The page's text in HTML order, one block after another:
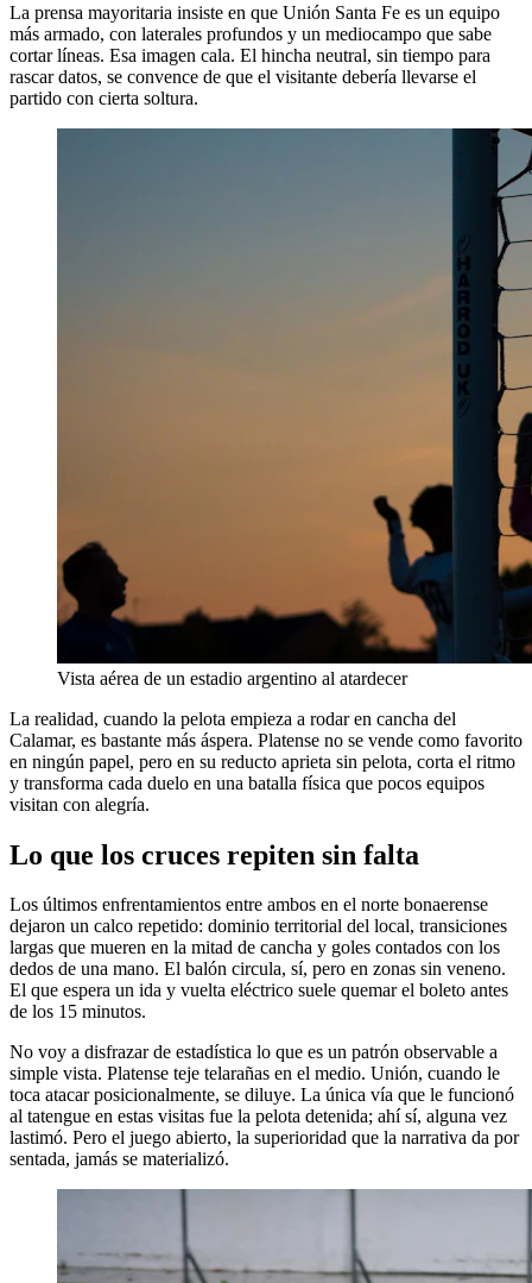
La prensa mayoritaria insiste en que Unión Santa Fe es un equipo
más armado, con laterales profundos y un mediocampo que sabe
cortar líneas. Esa imagen cala. El hincha neutral, sin tiempo para
rascar datos, se convence de que el visitante debería llevarse el
partido con cierta soltura.
Vista aérea de un estadio argentino al atardecer
La realidad, cuando la pelota empieza a rodar en cancha del
Calamar, es bastante más áspera. Platense no se vende como favorito
en ningún papel, pero en su reducto aprieta sin pelota, corta el ritmo
y transforma cada duelo en una batalla física que pocos equipos
visitan con alegría.
Lo que los cruces repiten sin falta
Los últimos enfrentamientos entre ambos en el norte bonaerense
dejaron un calco repetido: dominio territorial del local, transiciones
largas que mueren en la mitad de cancha y goles contados con los
dedos de una mano. El balón circula, sí, pero en zonas sin veneno.
El que espera un ida y vuelta eléctrico suele quemar el boleto antes
de los 15 minutos.
No voy a disfrazar de estadística lo que es un patrón observable a
simple vista. Platense teje telarañas en el medio. Unión, cuando le
toca atacar posicionalmente, se diluye. La única vía que le funcionó
al tatengue en estas visitas fue la pelota detenida; ahí sí, alguna vez
lastimó. Pero el juego abierto, la superioridad que la narrativa da por
sentada, jamás se materializó.